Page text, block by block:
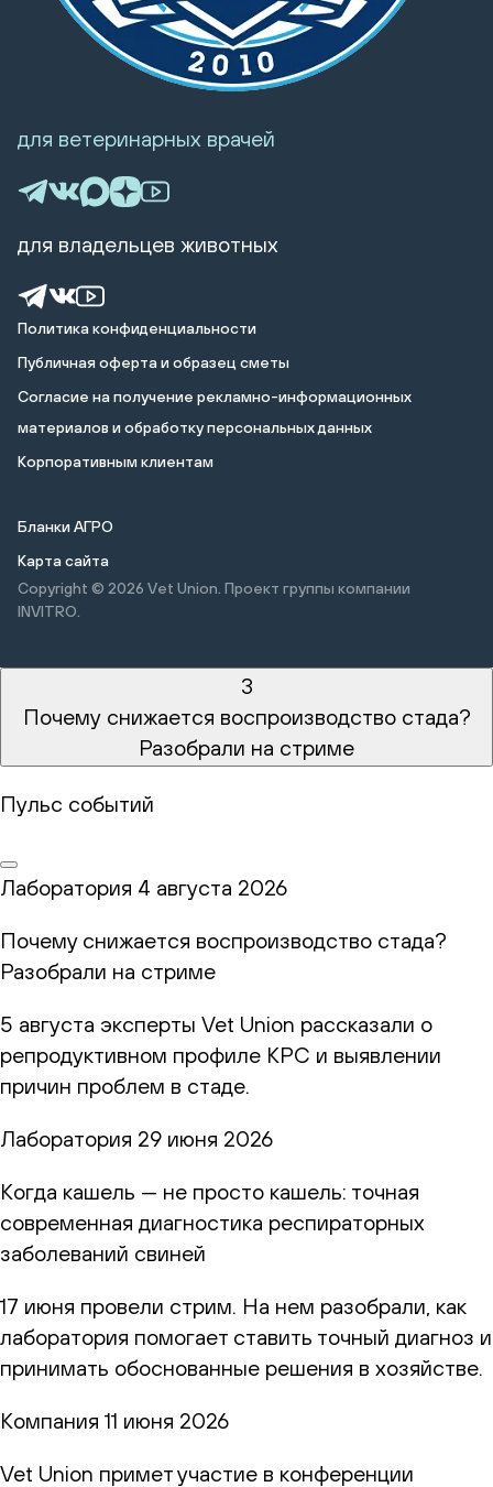
Политика конфиденциальности
Публичная оферта и образец сметы
Cогласие на получение рекламно-информационных
материалов и обработку персональных данных
Корпоративным клиентам
Бланки АГРО
Карта сайта
Copyright © 2026 Vet Union. Проект группы компании
INVITRO.
для ветеринарных врачей
для владельцев животных
3
Почему снижается воспроизводство стада?
Разобрали на стриме
Пульс событий
Лаборатория 4 августа 2026
Почему снижается воспроизводство стада?
Разобрали на стриме
5 августа эксперты Vet Union рассказали о
репродуктивном профиле КРС и выявлении
причин проблем в стаде.
Лаборатория 29 июня 2026
Когда кашель — не просто кашель: точная
современная диагностика респираторных
заболеваний свиней
17 июня провели стрим. На нем разобрали, как
лаборатория помогает ставить точный диагноз и
принимать обоснованные решения в хозяйстве.
Компания 11 июня 2026
Vet Union примет участие в конференции